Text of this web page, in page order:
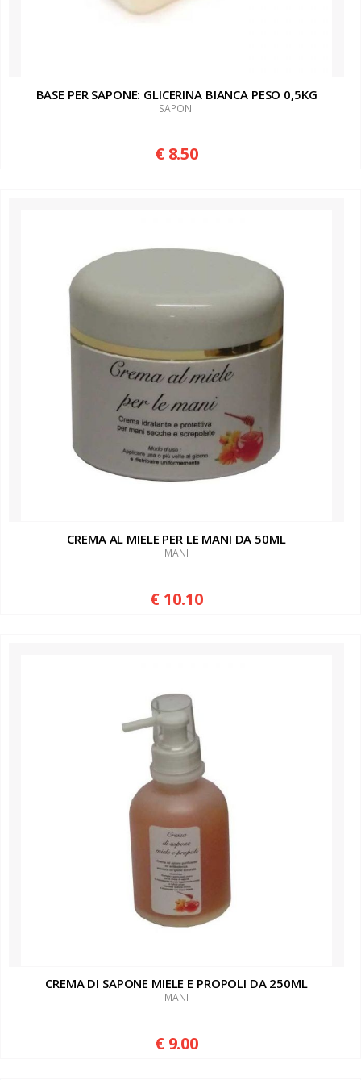
BASE PER SAPONE: GLICERINA BIANCA PESO 0,5KG
SAPONI
€ 8.50
CREMA AL MIELE PER LE MANI DA 50ML
MANI
€ 10.10
CREMA DI SAPONE MIELE E PROPOLI DA 250ML
MANI
€ 9.00